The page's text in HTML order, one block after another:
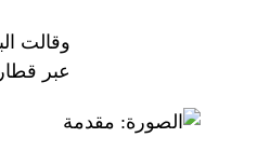
وقالت
عبر